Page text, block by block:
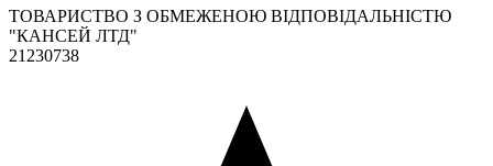
ТОВАРИСТВО З ОБМЕЖЕНОЮ ВІДПОВІДАЛЬНІСТЮ
"КАНСЕЙ ЛТД"
21230738